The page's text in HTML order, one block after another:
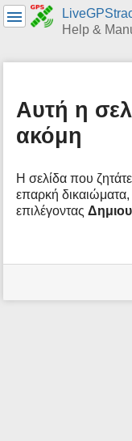
Help &
Αυτή η
ακόμη
Η σελίδα που
επαρκή δικαιώματα,
επιλέγοντας